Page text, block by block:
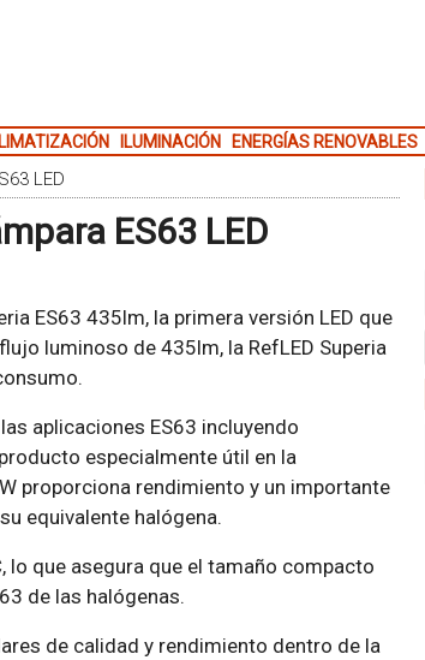
ILUMINACIÓN ENERGÍAS RENOVABLES
LED
ES63 LED
ES63 435lm, la primera versión LED que
luminoso de 435lm, la RefLED Superia
aplicaciones ES63 incluyendo
especialmente útil en la
proporciona rendimiento y un importante
equivalente halógena.
lo que asegura que el tamaño compacto
de las halógenas.
de calidad y rendimiento dentro de la